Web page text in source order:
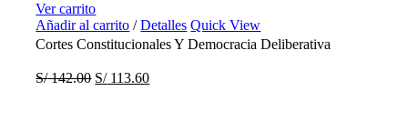
Ver carrito
Añadir al carrito / Detalles Quick View
Cortes Constitucionales Y Democracia Deliberativa
S/142.00 S/113.60